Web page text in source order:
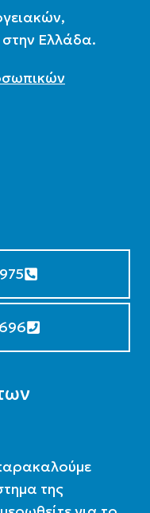
Ελλάδα.
της